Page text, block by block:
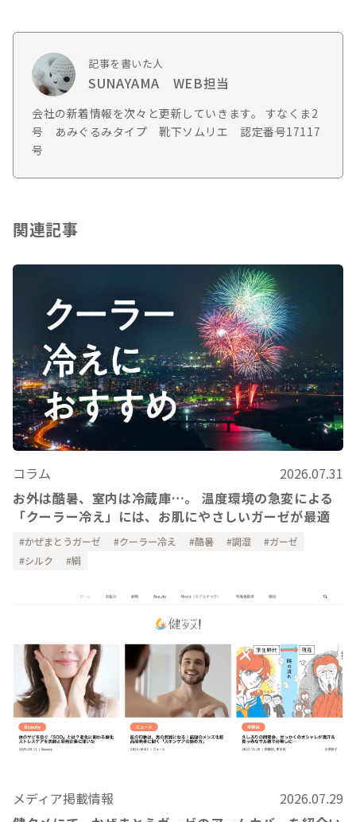
記事を書いた人
SUNAYAMA WEB担当
会社の新着情報を次々と更新していきます。 すなくま2
号 あみぐるみタイプ 靴下ソムリエ 認定番号17117
号
関連記事
コラム
2026.07.31
お外は酷暑、室内は冷蔵庫…。 温度環境の急変による
「クーラー冷え」には、お肌にやさしいガーゼが最適
かぜまとうガーゼ クーラー冷え 酷暑 調湿
ガーゼ
シルク
絹
メディア掲載情報
2026.07.29